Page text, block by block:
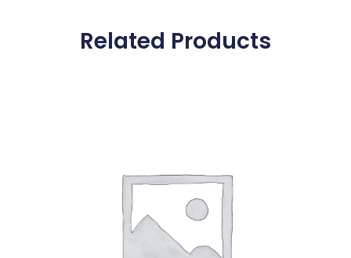
Related Products